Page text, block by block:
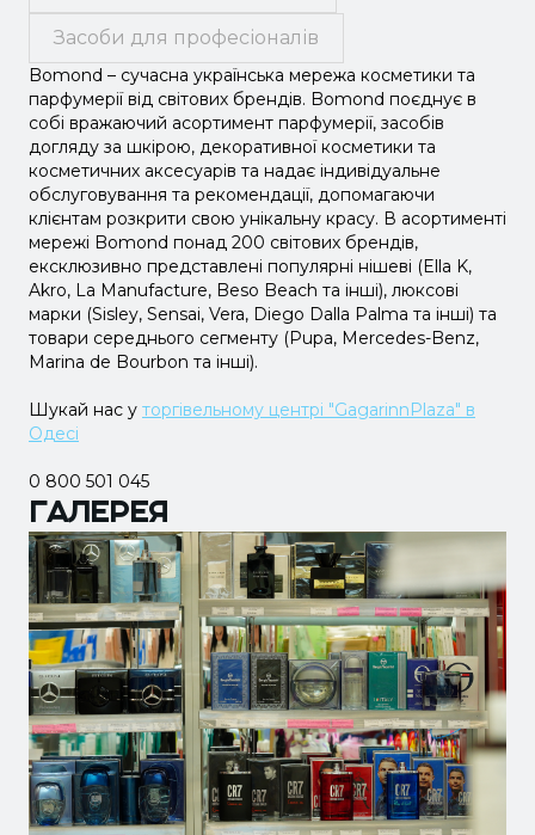
Засоби для професіоналів
Bomond – сучасна українська мережа косметики та
парфумерії від світових брендів. Bomond поєднує в
собі вражаючий асортимент парфумерії, засобів
догляду за шкірою, декоративної косметики та
косметичних аксесуарів та надає індивідуальне
обслуговування та рекомендації, допомагаючи
клієнтам розкрити свою унікальну красу. В асортименті
мережі Bomond понад 200 світових брендів,
ексклюзивно представлені популярні нішеві (Ella K,
Akro, La Manufacture, Beso Beach та інші), люксові
марки (Sisley, Sensai, Vera, Diego Dalla Palma та інші) та
товари середнього сегменту (Pupa, Mercedes-Benz,
Marina de Bourbon та інші).
Шукай нас у торгівельному центрі "GagarinnPlaza" в
Одесі
0 800 501 045
ГАЛЕРЕЯ